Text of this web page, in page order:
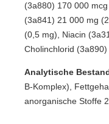
(3a880) 170 000
(3a841) 21 000 mg
(0,5 mg), Niacin
Cholinchlorid (3a890)
Analytische
B-Komplex),
anorganische Stoffe